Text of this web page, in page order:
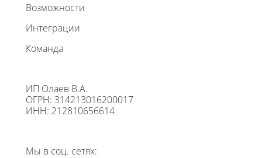
Возможности
Интеграции
Команда
ИП Олаев В.А.
ОГРН: 314213016200017
ИНН: 212810656614
Мы в соц. сетях: